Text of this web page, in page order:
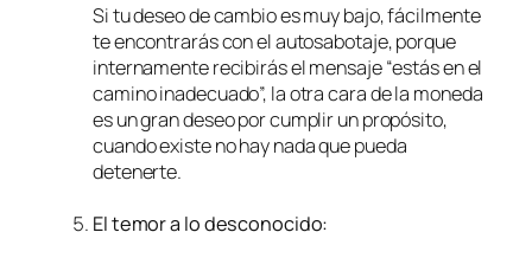
Si tu deseo de cambio es muy bajo, fácilmente
te encontrarás con el autosabotaje, porque
internamente recibirás el mensaje “estás en el
camino inadecuado”, la otra cara de la moneda
es un gran deseo por cumplir un propósito,
cuando existe no hay nada que pueda
detenerte.
El temor a lo desconocido: